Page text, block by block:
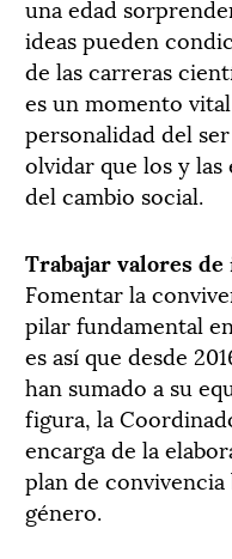
una edad
ideas pueden
de las carreras
es un momento
personalidad del
olvidar que los y
del cambio social.
Trabajar valores de
Fomentar la
pilar fundamental
es así que desde
han sumado a su
figura, la
encarga de la
plan de convivencia
género.